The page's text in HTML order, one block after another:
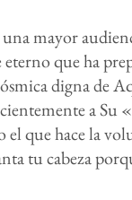
mayor
eterno que ha
digna de
a
el que hace la
tu cabeza